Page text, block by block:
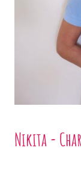
Nikita -